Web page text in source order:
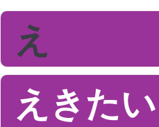
え
えきた